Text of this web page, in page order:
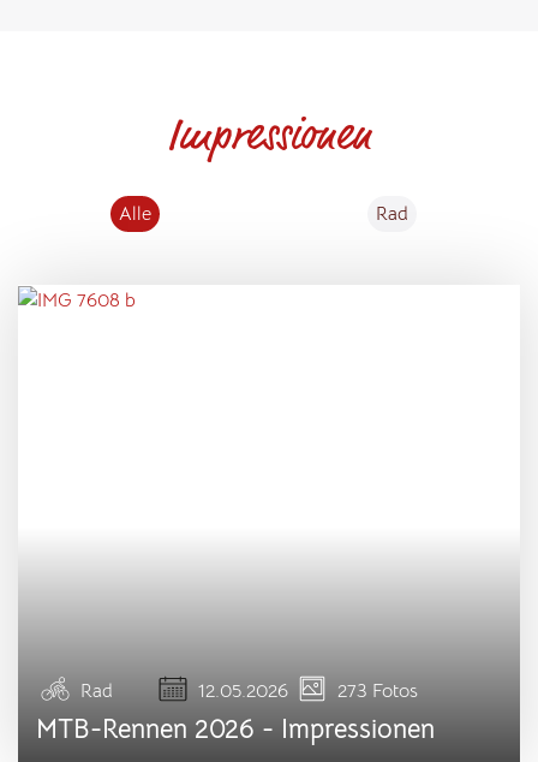
Impressionen
Alle Rad
Rad 12.05.2026 273 Fotos
MTB-Rennen 2026 - Impressionen